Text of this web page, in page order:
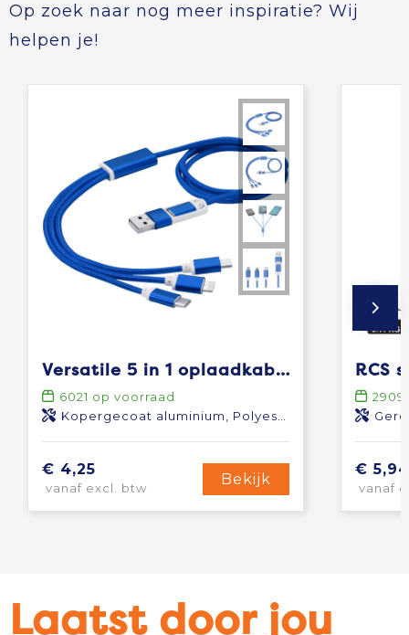
Op zoek naar nog meer inspiratie? Wij
helpen je!
Versatile 5 in 1 oplaadkabel
6021 op voorraad
Kopergecoat aluminium, Polyester
€ 4,25
vanaf excl. btw
Bekijk
2909
€ 5,94
vanaf
Laatst door jou